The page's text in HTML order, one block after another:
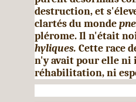
destruction, et
clartés du monde
plérome. Il n'était
hyliques. Cette race
n'y avait pour elle
réhabilitation, ni